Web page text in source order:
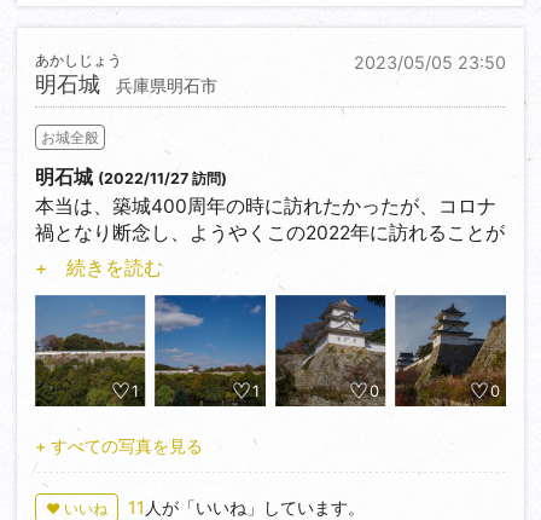
のあった場所で、萩城をモデルにした模擬天守という
ハミ出ているようにも見える模擬天守の形が面白い。
2023/05/05 23:50
明石城
あかしじょう
兵庫県明石市
お城全般
明石城 (2022/11/27 訪問)
本当は、築城400周年の時に訪れたかったが、コロナ
禍となり断念し、ようやくこの2022年に訪れることが
できた城。
有名な本丸の巽櫓・坤櫓は良く紹介されているが、実
は、その東側に二の丸、北側には北の丸が広がってお
り、
かなり広い城郭となっている。
特に本丸から二の丸まで続く長い石垣が圧巻。
+ 続きを読む
1 1 0 0
+ すべての写真を見る
♥ いいね 11 人が「いいね」しています。